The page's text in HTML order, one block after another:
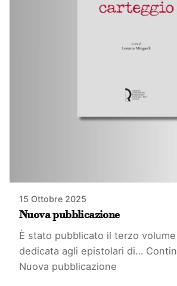
15 Ottobre 2025
Nuova pubblicazione
È stato pubblicato il terzo
dedicata agli epistolari di…
Nuova pubblicazione